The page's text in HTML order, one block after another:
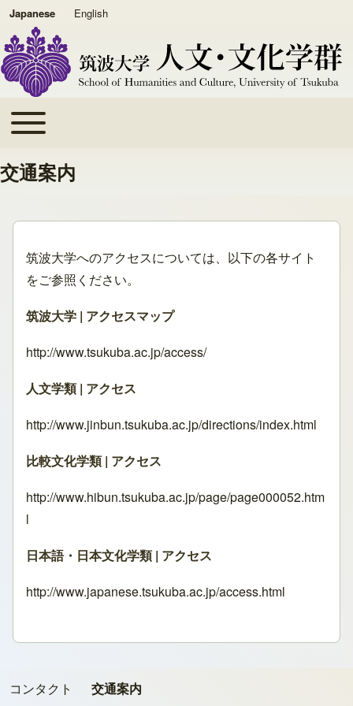
Japanese English
メインナビゲーション
Toggle main menu
交通案内
筑波大学へのアクセスについては、以下の各サイト
をご参照ください。
筑波大学 | アクセスマップ
http://www.tsukuba.ac.jp/access/
人文学類 | アクセス
http://www.jinbun.tsukuba.ac.jp/directions/index.html
比較文化学類 | アクセス
http://www.hibun.tsukuba.ac.jp/page/page000052.htm
l
日本語・日本文化学類 | アクセス
http://www.japanese.tsukuba.ac.jp/access.html
フッターメニュー
コンタクト 交通案内